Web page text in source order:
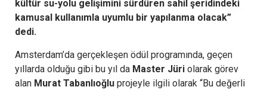
kültür su-yolu gelişimini sürdüren sahil şeridindeki
kamusal kullanımla uyumlu bir yapılanma olacak”
dedi.
Amsterdam’da gerçekleşen ödül programında, geçen
yıllarda olduğu gibi bu yıl da Master Jüri olarak görev
alan Murat Tabanlıoğlu projeyle ilgili olarak “Bu değerli